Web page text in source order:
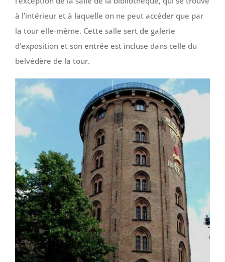
à l’intérieur et à laquelle on ne peut accéder que par
la tour elle-même. Cette salle sert de galerie
d’exposition et son entrée est incluse dans celle du
belvédère de la tour.